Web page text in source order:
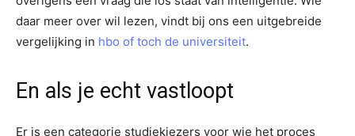
daar meer over wil lezen, vindt bij ons een uitgebreide
vergelijking in hbo of toch de universiteit.
En als je echt vastloopt
Er is een categorie studiekiezers voor wie het proces